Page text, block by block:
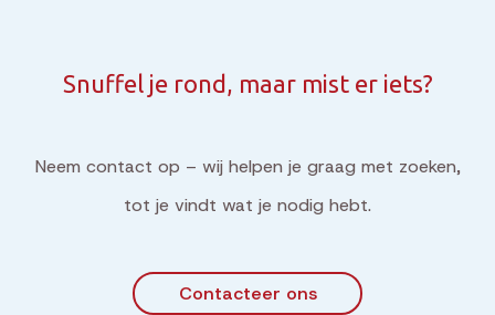
Snuffel je rond, maar mist er iets?
Neem contact op – wij helpen je graag met zoeken,
tot je vindt wat je nodig hebt.
Contacteer ons